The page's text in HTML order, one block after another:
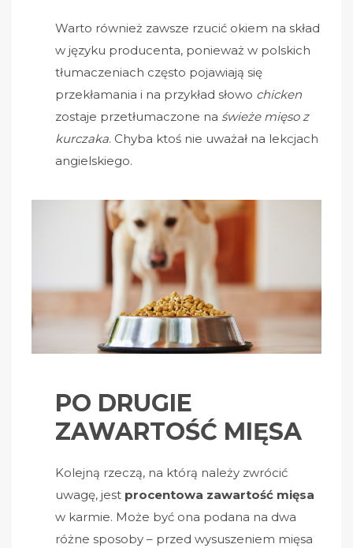
Warto również zawsze rzucić okiem na skład
w języku producenta, ponieważ w polskich
tłumaczeniach często pojawiają się
przekłamania i na przykład słowo chicken
zostaje przetłumaczone na świeże mięso z
kurczaka. Chyba ktoś nie uważał na lekcjach
angielskiego.
PO DRUGIE
ZAWARTOŚĆ MIĘSA
Kolejną rzeczą, na którą należy zwrócić
uwagę, jest procentowa zawartość mięsa
w karmie. Może być ona podana na dwa
różne sposoby – przed wysuszeniem mięsa